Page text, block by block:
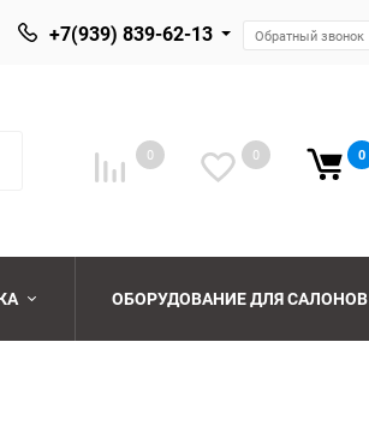
+7(939) 839-62-13 Обратный звонок
0 0 0
ОБОРУДОВАНИЕ ДЛЯ САЛОНОВ